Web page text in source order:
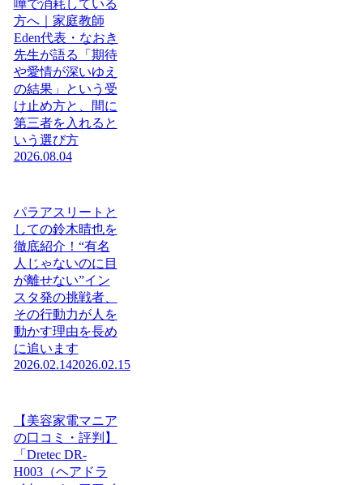
嘩で消耗している
方へ｜家庭教師
Eden代表・なおき
先生が語る「期待
や愛情が深いゆえ
の結果」という受
け止め方と、間に
第三者を入れると
いう選び方
2026.08.04
パラアスリートと
しての鈴木晴也を
徹底紹介！“有名
人じゃないのに目
が離せない”イン
スタ発の挑戦者、
その行動力が人を
動かす理由を長め
に追います
2026.02.142026.02.15
【美容家電マニア
の口コミ・評判】
「Dretec DR-
H003（ヘアドラ